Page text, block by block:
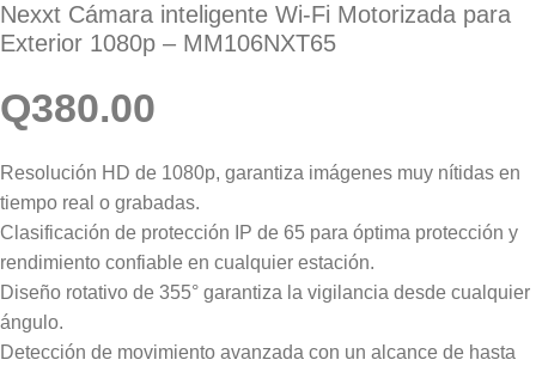
Nexxt Cámara inteligente Wi-Fi Motorizada para
Exterior 1080p – MM106NXT65
Q380.00
Resolución HD de 1080p, garantiza imágenes muy nítidas en
tiempo real o grabadas.
Clasificación de protección IP de 65 para óptima protección y
rendimiento confiable en cualquier estación.
Diseño rotativo de 355° garantiza la vigilancia desde cualquier
ángulo.
Detección de movimiento avanzada con un alcance de hasta